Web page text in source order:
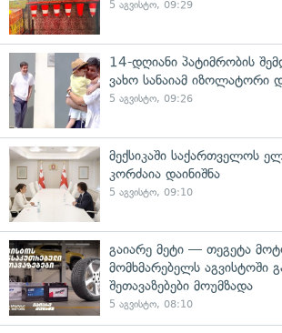
5 აგვისტო, 09:29
14-დღიანი პატიმრობის
ვახო სანაიამ იზოლატორი
5 აგვისტო, 09:26
მექსიკაში საქართველოს
კორძაია დაინიშნა
5 აგვისტო, 09:10
გაიარე მეტი — თეგეტა
მომხმარებელს აგვისტოში
შეთავაზებები მოუმზადა
5 აგვისტო, 08:10